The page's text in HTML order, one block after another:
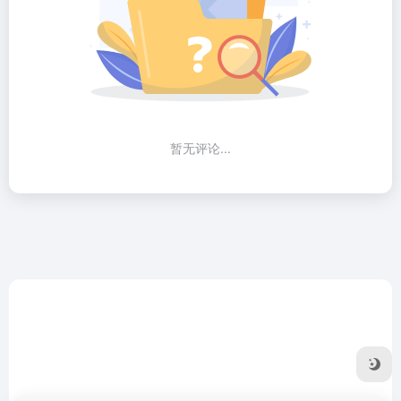
暂无评论...